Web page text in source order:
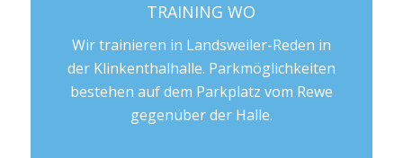
TRAINING WO
Wir trainieren in Landsweiler-Reden in
der Klinkenthalhalle. Parkmöglichkeiten
bestehen auf dem Parkplatz vom Rewe
gegenüber der Halle.